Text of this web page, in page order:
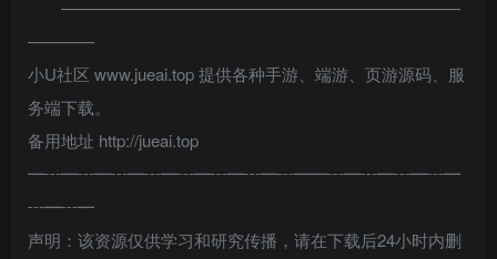
————————————————————————
————
小U社区 www.jueai.top 提供各种手游、端游、页游源码、服
务端下载。
备用地址 http://jueai.top
━┅━┅━┅━┅━┅━┅━┅━┅━━┅━┅━┅━┅━
┅━┅━
声明：该资源仅供学习和研究传播，请在下载后24小时内删